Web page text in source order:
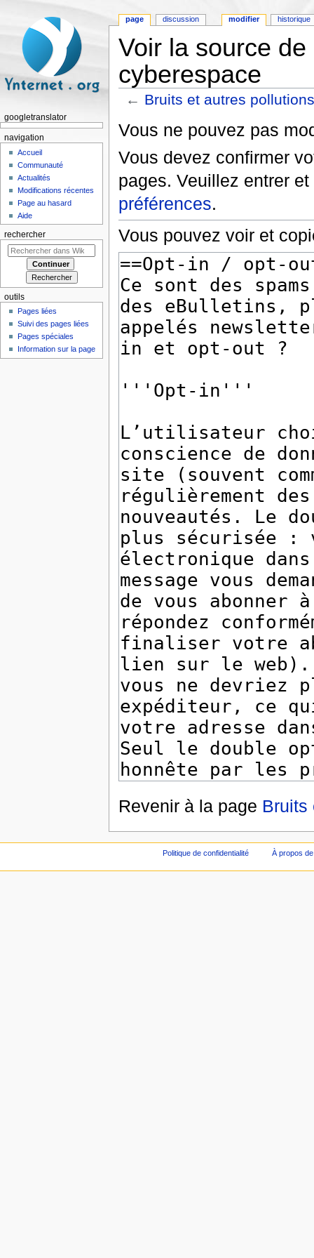
Voir la source
cyberespace
← Bruits et autres
Vous ne pouvez pas
Vous devez confirmer
pages. Veuillez entrer
préférences.
Vous pouvez voir et
Revenir à la page Bruits
page discussion modifier historique
googletranslator
navigation
Accueil
Communauté
Actualités
Modifications récentes
Page au hasard
Aide
rechercher
outils
Pages liées
Suivi des pages liées
Pages spéciales
Information sur la page
Politique de confidentialité À propos